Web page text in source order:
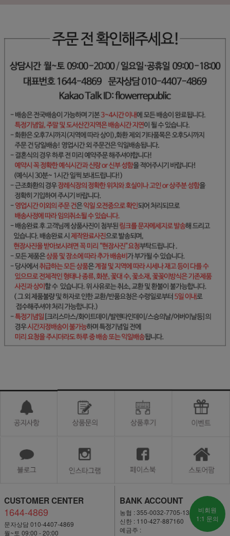
CUSTOMER CENTER
1644-4869
문자상담 010-4407-4869
월~토 09:00 - 20:00
BANK ACCOUNT
농협 : 355-0032-7705-13
신한 : 110-427-887160
예금주 :
비회원
1:1 문의